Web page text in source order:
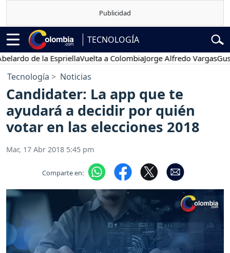
TECNOLOGÍA
de la EspriellaVuelta a ColombiaJorge Alfredo VargasGustavo
Tecnología Noticias
Candidater: La app que te
ayudará a decidir por quién
votar en las elecciones 2018
Mar, 17 Abr 2018 5:45 pm
Comparte en: